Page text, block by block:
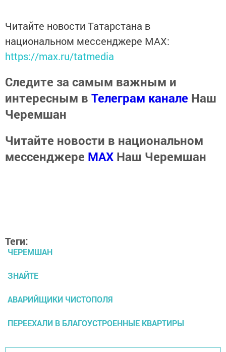
Читайте новости Татарстана в
национальном мессенджере MАХ:
https://max.ru/tatmedia
Следите за самым важным и
интересным в Телеграм канале Наш
Черемшан
Читайте новости в национальном
мессенджере MАХ Наш Черемшан
Теги:
ЧЕРЕМШАН
ЗНАЙТЕ
АВАРИЙЩИКИ ЧИСТОПОЛЯ
ПЕРЕЕХАЛИ В БЛАГОУСТРОЕННЫЕ КВАРТИРЫ